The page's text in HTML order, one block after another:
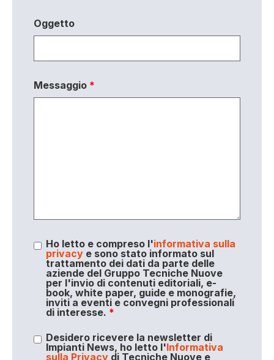
Oggetto
Messaggio *
Ho letto e compreso l'informativa sulla
privacye sono stato informato sul
trattamento dei dati da parte delle
aziende del Gruppo Tecniche Nuove
per l'invio di contenuti editoriali, e-
book, white paper, guide e monografie,
inviti a eventi e convegni professionali
di interesse. *
Desidero ricevere la newsletter di
Impianti News, ho letto l'Informativa
sulla Privacydi Tecniche Nuove e